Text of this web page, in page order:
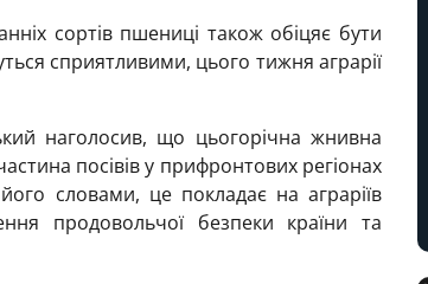
сортів пшениці також обіцяє бути
сприятливими, цього тижня аграрії
наголосив, що цьогорічна жнивна
посівів у прифронтових регіонах
словами, це покладає на аграріїв
продовольчої безпеки країни та